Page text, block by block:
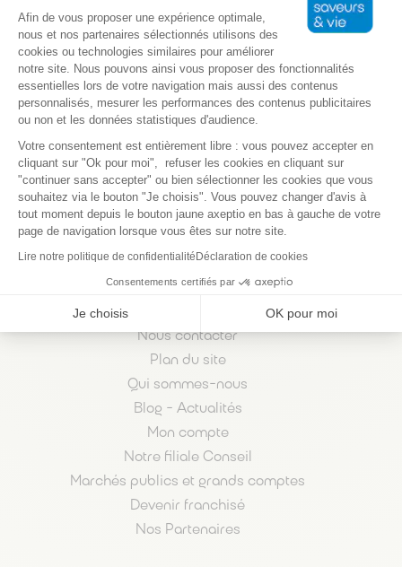
Formulaire Par téléphone
CONSULTEZ NOTRE FOIRE AUX QUESTIONS
Nos services à domicile
Nos solutions pour aider les aidants
Livraison de repas à domicile pour personnes
handicapées
Livraison de repas à domicile pour seniors
Nos formules et tarifs
Les aides financières
Nous contacter
Plan du site
Qui sommes-nous
Blog - Actualités
Mon compte
Notre filiale Conseil
Marchés publics et grands comptes
Devenir franchisé
Nos Partenaires
Plateforme de Gestion du
Afin de vous proposer une expérience optimale,
nous et nos partenaires sélectionnés utilisons des
cookies ou technologies similaires pour améliorer
notre site. Nous pouvons ainsi vous proposer des fonctionnalités
essentielles lors de votre navigation mais aussi des contenus
personnalisés, mesurer les performances des contenus publicitaires
ou non et les données statistiques d'audience.
Votre consentement est entièrement libre : vous pouvez accepter en
cliquant sur "Ok pour moi", refuser les cookies en cliquant sur
"continuer sans accepter" ou bien sélectionner les cookies que vous
souhaitez via le bouton "Je choisis". Vous pouvez changer d'avis à
tout moment depuis le bouton jaune axeptio en bas à gauche de votre
page de navigation lorsque vous êtes sur notre site.
Lire notre politique de confidentialité Déclaration de cookies
Consentements certifiés par
Je choisis OK pour moi
Axeptio consent